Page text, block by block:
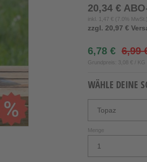
20,34 €
inkl. 1,47 € (7.0% MwSt.)
zzgl. 20,97 €
6,78 € 6,99
Grundpreis: 3,08 € / KG
WÄHLE DEINE
Menge